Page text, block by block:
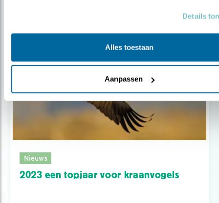
Details
Alles toestaan
Aanpassen
Nieuws
2023 een topjaar voor kraanvogels